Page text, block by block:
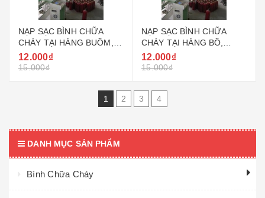
NẠP SẠC BÌNH CHỮA
CHÁY TẠI HÀNG BUỒM,
HÀNG ĐÀO QUẬN HOÀN
KIẾM
12.000₫
15.000₫
NẠP SẠC BÌNH CHỮA
CHÁY TẠI HÀNG BỒ,
HÀNG BÔNG QUẬN HOÀN
KIẾM
12.000₫
15.000₫
1 2 3 4
DANH MỤC SẢN PHẨM
Bình Chữa Cháy